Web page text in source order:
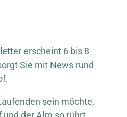
erscheint 6 bis 8
Sie mit News rund
sein möchte,